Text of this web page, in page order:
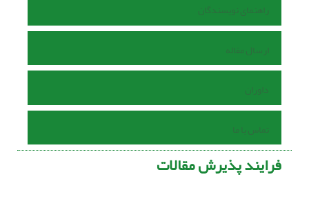
راهنمای نویسندگان
ارسال مقاله
داوران
تماس با ما
فرایند پذیرش مقالات